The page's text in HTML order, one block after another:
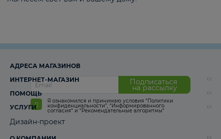
Подписаться
на рассылку
Я ознакомился и принимаю условия “Политики
конфиденциальности”, “Информированного
согласия“ и “Рекомендательные алгоритмы“
АДРЕСА МАГАЗИНОВ
ИНТЕРНЕТ-МАГАЗИН
ПОМОЩЬ
УСЛУГИ
Дизайн-проект